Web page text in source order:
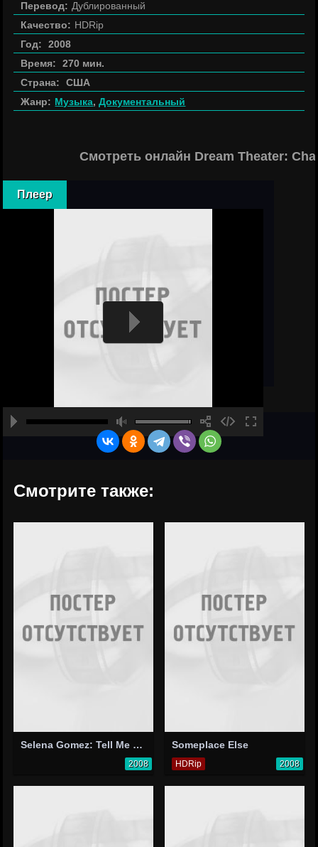
Перевод: Дублированный
Качество: HDRip
Год:
2008
Время:
270 мин.
Страна:
США
Жанр: Музыка,Документальный
Смотреть онлайн Dream Theater:
Плеер
Смотрите также:
Selena Gomez: Tell Me Something I Don't Know
2008
Someplace Else
HDRip 2008